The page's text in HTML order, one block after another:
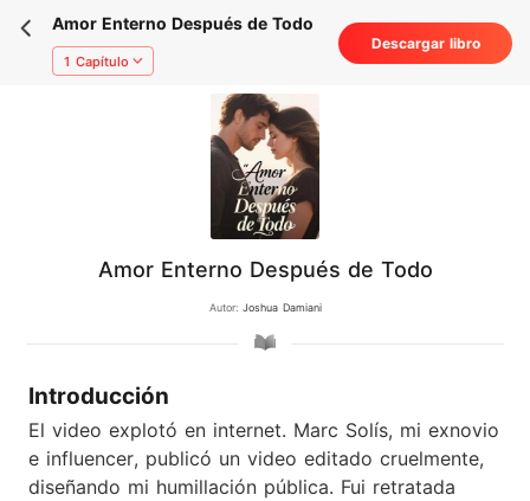
Amor Enterno Después de Todo
1 Capítulo
Descargar libro
Amor Enterno Después de Todo
Autor: Joshua Damiani
Introducción
El video explotó en internet. Marc Solís, mi exnovio
e influencer, publicó un video editado cruelmente,
diseñando mi humillación pública. Fui retratada